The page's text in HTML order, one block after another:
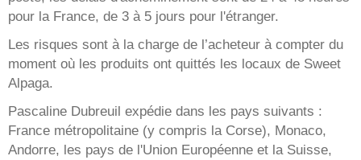
pour la France, de 3 à 5 jours pour l'étranger.
Les risques sont à la charge de l’acheteur à compter du
moment où les produits ont quittés les locaux de Sweet
Alpaga.
Pascaline Dubreuil expédie dans les pays suivants :
France métropolitaine (y compris la Corse), Monaco,
Andorre, les pays de l'Union Européenne et la Suisse,